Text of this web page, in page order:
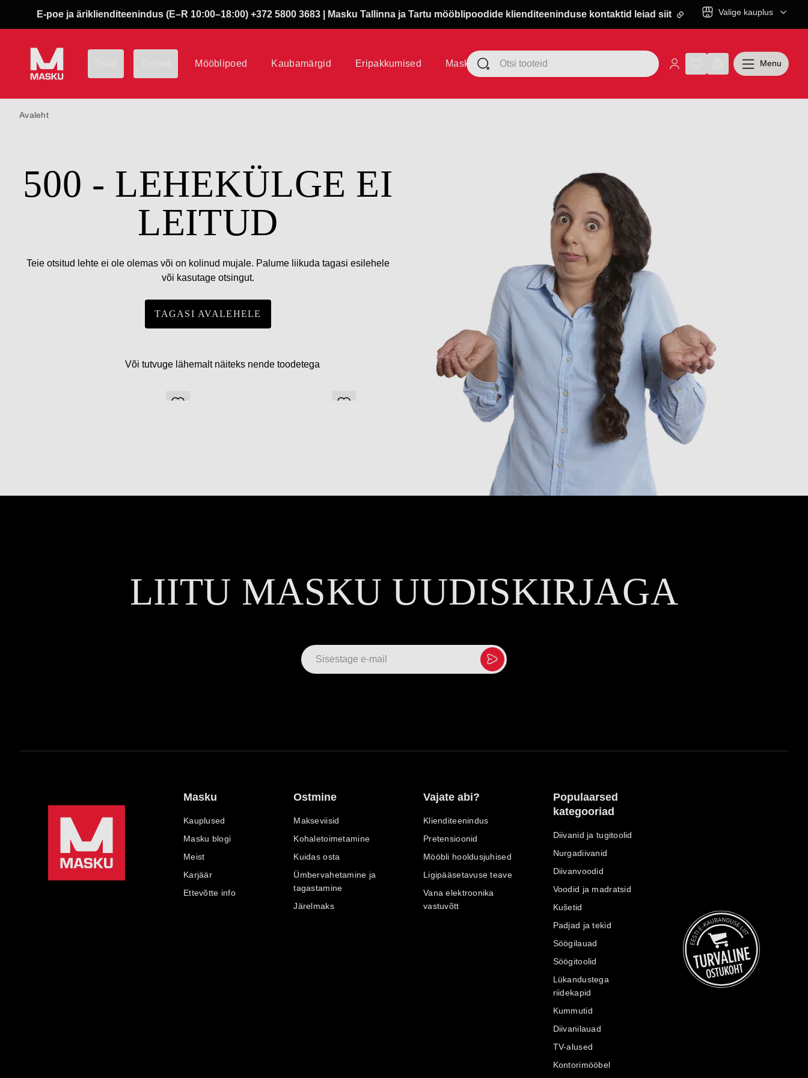
E-poe ja äriklienditeenindus (E–R 10:00–18:00) +372 5800 3683 | Masku Tallinna ja Tartu mööblipoodide klienditeeninduse kontaktid leiad siit Valige kauplus
Mööblipoed Kaubamärgid Eripakkumised Masku klubi Menu
Avaleht
500 - LEHEKÜLGE EI
LEITUD
Teie otsitud lehte ei ole olemas või on kolinud mujale. Palume liikuda tagasi esilehele
või kasutage otsingut.
TAGASI AVALEHELE
Või tutvuge lähemalt näiteks nende toodetega
LIITU MASKU UUDISKIRJAGA
Masku
Kauplused
Masku blogi
Meist
Karjäär
Ettevõtte info
Ostmine
Makseviisid
Kohaletoimetamine
Kuidas osta
Ümbervahetamine ja
tagastamine
Järelmaks
Vajate abi?
Klienditeenindus
Pretensioonid
Mööbli hooldusjuhised
Ligipääsetavuse teave
Vana elektroonika
vastuvõtt
Populaarsed
kategooriad
Diivanid ja tugitoolid
Nurgadiivanid
Diivanvoodid
Voodid ja madratsid
Kušetid
Padjad ja tekid
Söögilauad
Söögitoolid
Lükandustega
riidekapid
Kummutid
Diivanilauad
TV-alused
Kontorimööbel